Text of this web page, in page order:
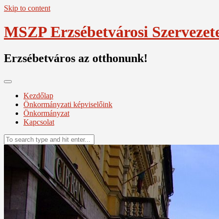
Skip to content
MSZP Erzsébetvárosi
Erzsébetváros az otthonunk!
Kezdőlap
Önkormányzati képviselőink
Önkormányzat
Kapcsolat